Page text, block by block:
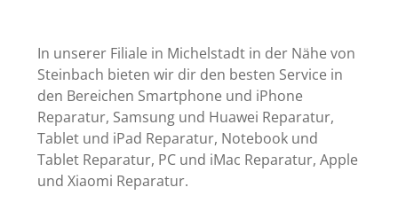
In unserer Filiale in Michelstadt in der Nähe von
Steinbach bieten wir dir den besten Service in
den Bereichen Smartphone und iPhone
Reparatur, Samsung und Huawei Reparatur,
Tablet und iPad Reparatur, Notebook und
Tablet Reparatur, PC und iMac Reparatur, Apple
und Xiaomi Reparatur.